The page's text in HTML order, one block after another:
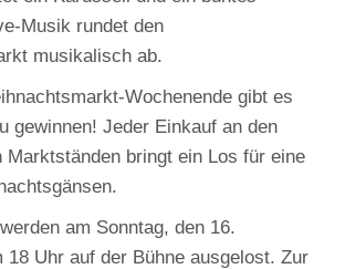
Musik rundet den
musikalisch ab.
Wochenende gibt es
gewinnen! Jeder Einkauf an den
Marktständen bringt ein Los für eine
am Sonntag, den 16.
18 Uhr auf der Bühne ausgelost. Zur